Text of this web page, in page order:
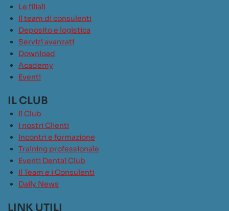
Le filiali
Il team di consulenti
Deposito e logistica
Servizi avanzati
Download
Academy
Eventi
IL CLUB
Il Club
I nostri Clienti
Incontri e formazione
Training professionale
Eventi Dental Club
Il Team e i Consulenti
Daily News
LINK UTILI